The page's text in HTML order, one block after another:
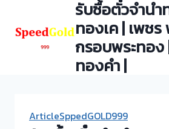
content
รับซื้อตั๋วจำนำ
ทองเค | เพช
กรอบพระทอ
ทองคำ |
ArticleSppedGOLD999